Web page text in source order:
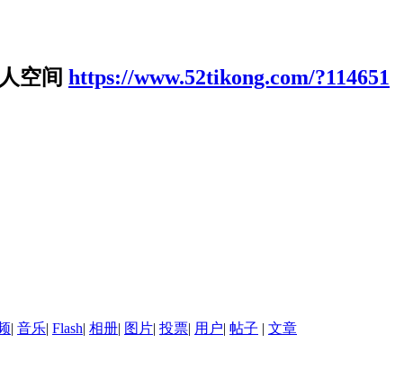
空间 https://www.52tikong.com/?114651
| 音乐| Flash| 相册| 图片| 投票| 用户| 帖子 | 文章